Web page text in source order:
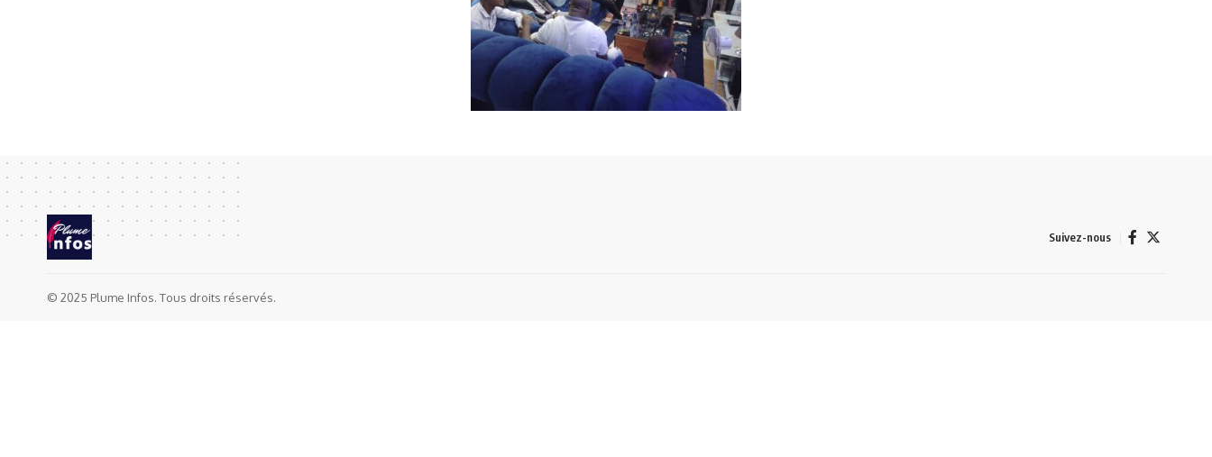
Suivez-nous
© 2025 Plume Infos. Tous droits réservés.